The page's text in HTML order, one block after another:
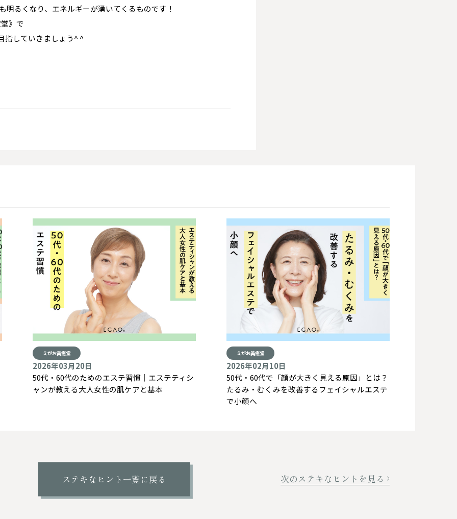
るくなり、エネルギーが湧いてくるものです！
》で
指していきましょう^ ^
えがお美癒堂
2026年03月20日
50代・60代のためのエステ習慣｜エステティシ
ャンが教える大人女性の肌ケアと基本
えがお美癒堂
2026年02月10日
50代・60代で「顔が大きく見える原因」とは？
たるみ・むくみを改善するフェイシャルエステ
で小顔へ
次のステキなヒントを見る
ステキなヒント一覧に戻る